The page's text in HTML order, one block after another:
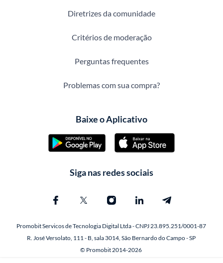
Diretrizes da comunidade
Critérios de moderação
Perguntas frequentes
Problemas com sua compra?
Baixe o Aplicativo
Siga nas redes sociais
Promobit Servicos de Tecnologia Digital Ltda - CNPJ 23.895.251/0001-87
R. José Versolato, 111 - B, sala 3014, São Bernardo do Campo - SP
© Promobit 2014-2026